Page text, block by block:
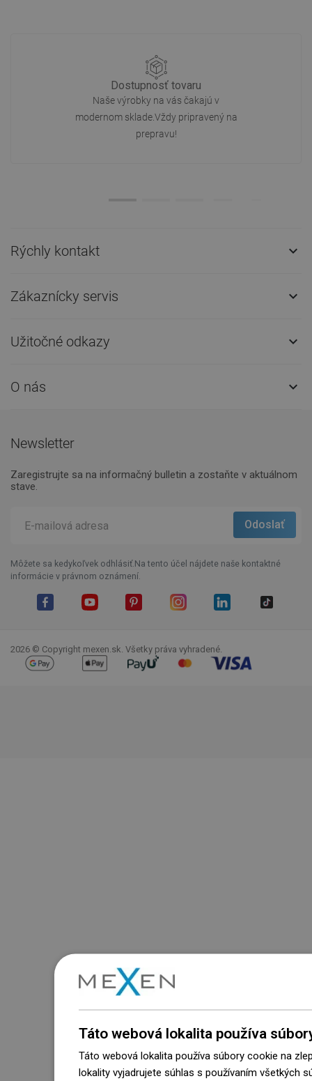
Dostupnosť tovaru
Naše výrobky na vás čakajú v
modernom sklade.Vždy pripravený na
prepravu!
Rýchly kontakt 
Zákaznícky servis 
Užitočné odkazy 
O nás 
Newsletter
Zaregistrujte sa na informačný bulletin a zostaňte v aktuálnom
stave.
Môžete sa kedykoľvek odhlásiť.Na tento účel nájdete naše kontaktné
informácie v právnom oznámení.
2026 © Copyright mexen.sk. Všetky práva vyhradené.
Táto webová lokalita používa
Táto webová lokalita používa súbory cookie na
lokality vyjadrujete súhlas s používaním všetkých